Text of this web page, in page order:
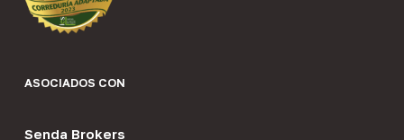
ASOCIADOS CON
Senda Brokers